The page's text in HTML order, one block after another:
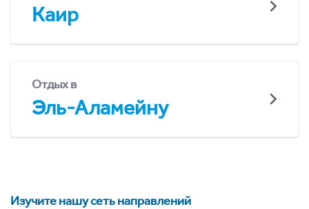
Каир
Отдых в
Эль-Аламейну
Изучите нашу сеть направлений